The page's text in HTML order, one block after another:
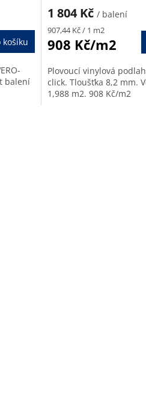
A
košíku
balení
1 804 Kč / balení
Měrná
cena:
907,44 Kč / 1 m2
908 Kč/m2
Plovoucí vinylová
click. Tloušťka 8,2 mm.
1,988 m2. 908 Kč/m2